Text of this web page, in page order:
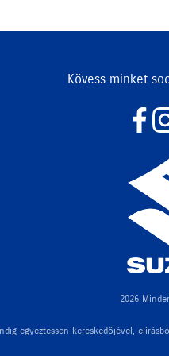
Kövess minket
2026
egyeztessen kereskedőjével,